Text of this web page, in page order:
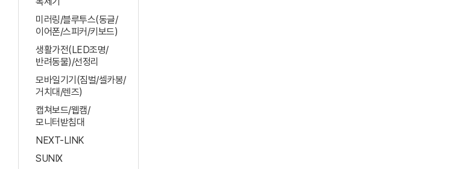
미러링/블루투스(동글/
이어폰/스피커/키보드)
생활가전(LED조명/
반려동물)/선정리
모바일기기(짐벌/셀카봉/
거치대/렌즈)
캡쳐보드/웹캠/
모니터받침대
NEXT-LINK
SUNIX